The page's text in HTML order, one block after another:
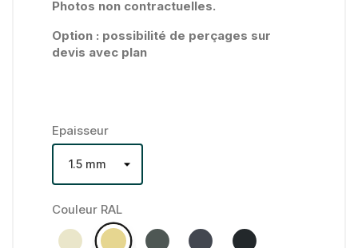
Photos non contractuelles.
Option : possibilité de perçages sur
devis avec plan
Epaisseur
Couleur RAL